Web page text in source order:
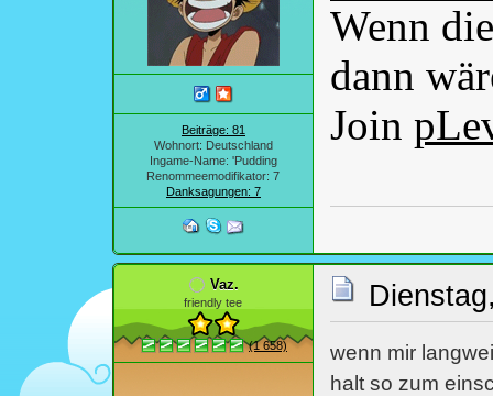
Beiträge: 81
Wohnort: Deutschland
Ingame-Name: 'Pudding
Renommeemodifikator: 7
Danksagungen: 7
Wenn
dann
Join
Vaz.
friendly tee
(1 658)
wenn mir
halt so zum